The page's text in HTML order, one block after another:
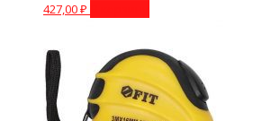
427,00₽